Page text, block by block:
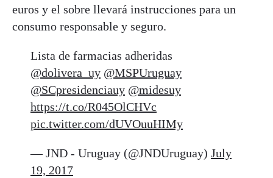
euros y el sobre llevará instrucciones para un
consumo responsable y seguro.
Lista de farmacias adheridas
@dolivera_uy @MSPUruguay
@SCpresidenciauy @midesuy
https://t.co/R045OlCHVc
pic.twitter.com/dUVOuuHIMy
— JND - Uruguay (@JNDUruguay) July
19, 2017